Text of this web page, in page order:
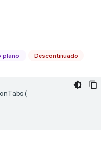
plano Descontinuado
(